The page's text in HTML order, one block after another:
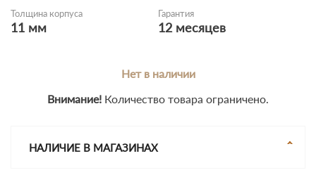
Толщина корпуса
11 мм
Гарантия
12 месяцев
Нет в наличии
Внимание! Количество товара ограничено.
НАЛИЧИЕ В МАГАЗИНАХ